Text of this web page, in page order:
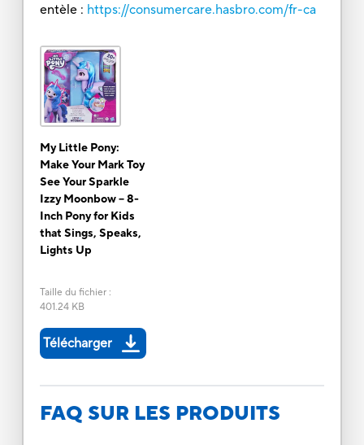
entèle : https://consumercare.hasbro.com/fr-ca
My Little Pony:
Make Your Mark Toy
See Your Sparkle
Izzy Moonbow -- 8-
Inch Pony for Kids
that Sings, Speaks,
Lights Up
Taille du fichier:
401.24 KB
Télécharger
FAQ SUR LES PRODUITS